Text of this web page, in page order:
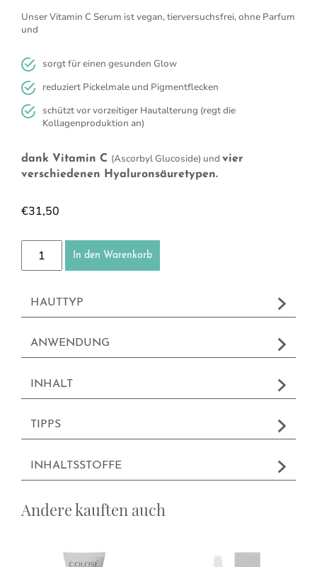
Unser Vitamin C Serum ist vegan, tierversuchsfrei, ohne Parfum
und
sorgt für einen gesunden Glow
reduziert Pickelmale und Pigmentflecken
schützt vor vorzeitiger Hautalterung (regt die
Kollagenproduktion an)
dank Vitamin C (Ascorbyl Glucoside) und vier
verschiedenen Hyaluronsäuretypen.
€31,50
Vitamin C Serum Menge
In den Warenkorb
HAUTTYP
ANWENDUNG
INHALT
TIPPS
INHALTSSTOFFE
Andere kauften auch